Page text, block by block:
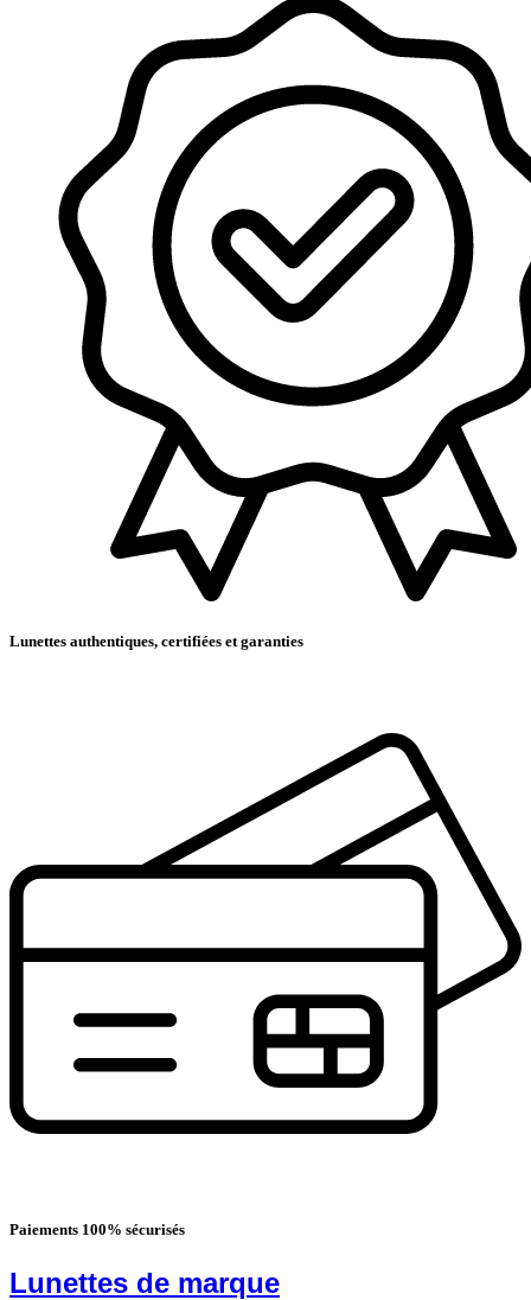
Lunettes authentiques, certifiées et garanties
Paiements 100% sécurisés
Lunettes de marque